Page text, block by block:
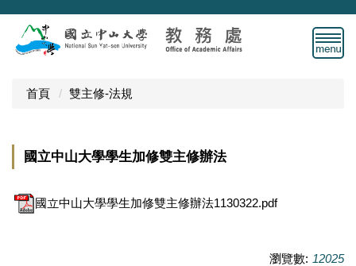
跳
主
首頁 雙主修-法規
國立中山大學學生加修雙主修辦法
國立中山大學學生加修雙主修辦法1130322.pdf
瀏覽數: 12025